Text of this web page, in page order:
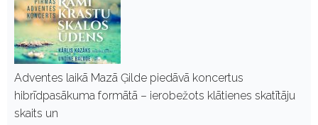
Adventes laikā Mazā Ģilde piedāvā koncertus
hibrīdpasākuma formātā – ierobežots klātienes skatītāju
skaits un